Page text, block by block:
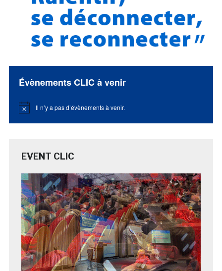
Évènements CLIC à venir
Notice Il n’y a pas d’évènements à venir.
EVENT CLIC